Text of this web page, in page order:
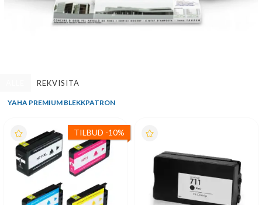
REKVISITA
YAHA PREMIUM BLEKKPATRON
TILBUD -10%